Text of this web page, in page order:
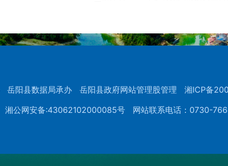
岳阳县数据局承办 岳阳县政府网站管理股管理 湘ICP备
湘公网安备:43062102000085号
网站联系电话：0730-